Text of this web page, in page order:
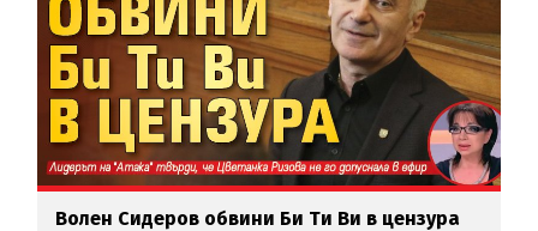
Волен Сидеров обвини Би Ти Ви в цензура